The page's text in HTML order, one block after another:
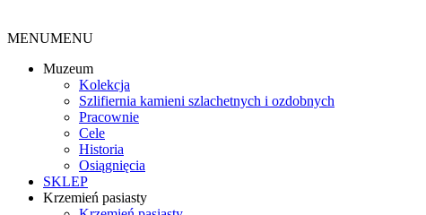
MENUMENU
Muzeum
Kolekcja
Szlifiernia kamieni szlachetnych i ozdobnych
Pracownie
Cele
Historia
Osiągnięcia
SKLEP
Krzemień pasiasty